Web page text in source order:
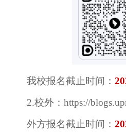
我校报名截止时间：
2.校外：https://
外方报名截止时间：